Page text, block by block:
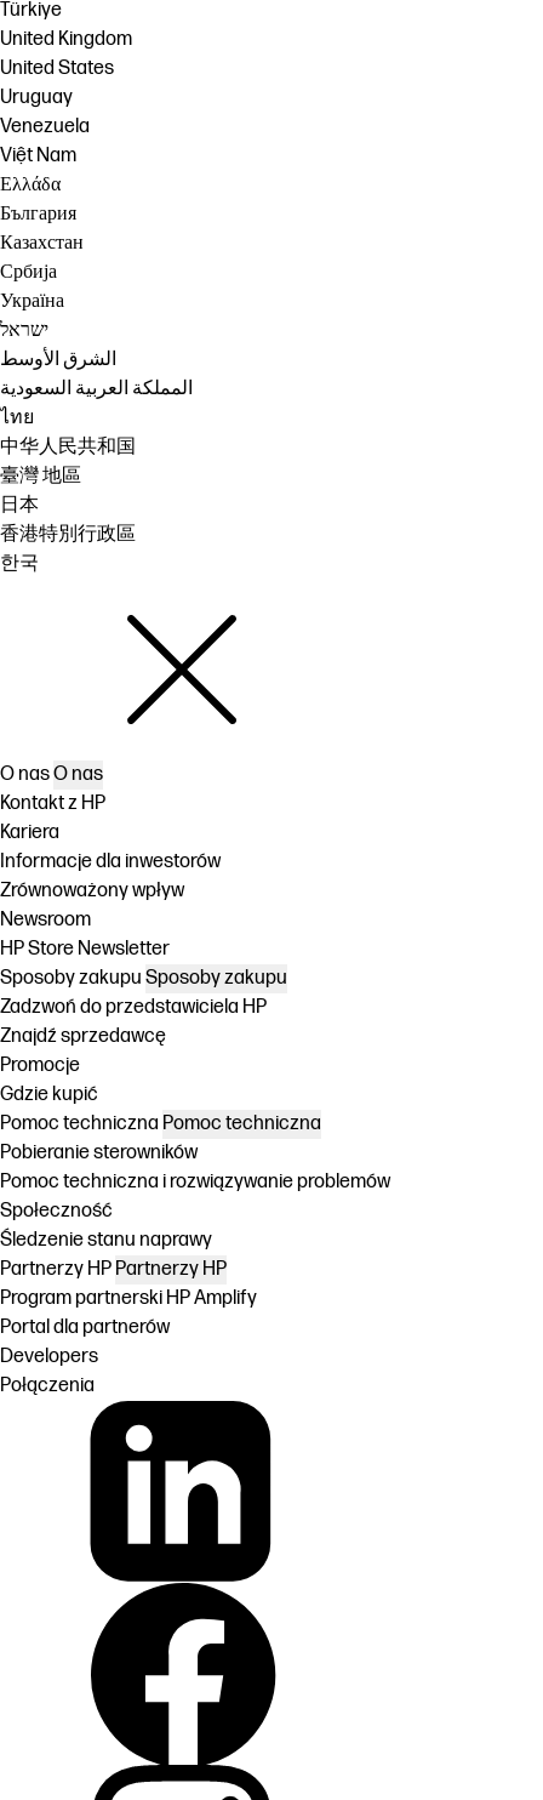
Türkiye
United Kingdom
United States
Uruguay
Venezuela
Việt Nam
Ελλάδα
България
Казахстан
Србија
Україна
ישראל
الشرق الأوسط
المملكة العربية السعودية
ไทย
中华人民共和国
臺灣 地區
日本
香港特別行政區
한국
O nasO nas
Kontakt z HP
Kariera
Informacje dla inwestorów
Zrównoważony wpływ
Newsroom
HP Store Newsletter
Sposoby zakupu Sposoby zakupu
Zadzwoń do przedstawiciela HP
Znajdź sprzedawcę
Promocje
Gdzie kupić
Pomoc techniczna Pomoc techniczna
Pobieranie sterowników
Pomoc techniczna i rozwiązywanie problemów
Społeczność
Śledzenie stanu naprawy
Partnerzy HP Partnerzy HP
Program partnerski HP Amplify
Portal dla partnerów
Developers
Połączenia